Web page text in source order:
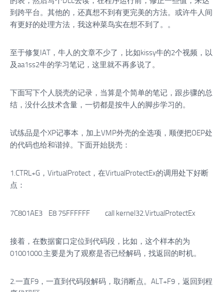
到跨平台。其他的，还真想不到有更完美的方法。或许牛人间
有更好的处理方法，我这种菜鸟实在想不到了。。
至于修复IAT，牛人的文章不少了，比如kissy牛的2个视频，以
及aa1ss2牛的学习笔记，这里就不再多说了。
下面写下个人脱壳的记录，当算是个简单的笔记，跟步骤的总
结，没什么技术含量，一切都是按牛人的脚步学习的。
试练品是个XP记事本，加上VMP外壳的全选项，顺便把OEP处
的代码也给和谐掉。下面开始脱壳：
1.CTRL+G，VirtualProtect，在VirtualProtectEx的调用处下好断
点：
7C801AE3 E8 75FFFFFF call kernel32.VirtualProtectEx
接着，在数据窗口定位到代码段，比如，这个样本的为
01001000.主要是为了观察是否已经解码，找返回的时机。
2.一直F9，一直到代码段解码，取消断点。ALT+F9，返回到程